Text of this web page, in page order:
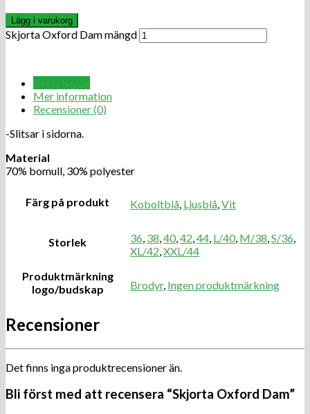
Lägg i varukorg
Skjorta Oxford Dam mängd
Beskrivning
Mer information
Recensioner (0)
-Slitsar i sidorna.
Material
70% bomull, 30% polyester
Färg på produkt Koboltblå Ljusblå Vit
Storlek 36 38 40 42 44 L/40 M/38 S/36
XL/42 XXL/44
Produktmärkning
logo/budskap
Brodyr, Ingen produktmärkning
Recensioner
Det finns inga produktrecensioner än.
Bli först med att recensera “Skjorta Oxford Dam”